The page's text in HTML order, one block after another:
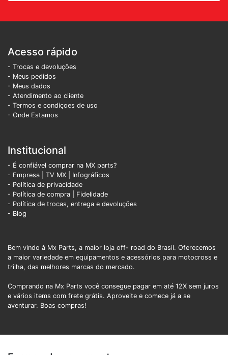
Acesso rápido
- Trocas e devoluções
- Meus pedidos
- Meus dados
- Atendimento ao cliente
- Termos e condiçoes de uso
- Onde Estamos
Institucional
- É confiável comprar na MX parts?
- Empresa
TV MX
Infográficos
- Política de privacidade
- Política de compra | Fidelidade
- Política de trocas, entrega e devoluções
- Blog
Bem vindo à Mx Parts, a maior loja off- road do Brasil. Oferecemos
a maior variedade em equipamentos e acessórios para motocross e
trilha, das melhores marcas do mercado.
Comprando na Mx Parts você consegue pagar em até 12X sem juros
e vários items com frete grátis. Aproveite e comece já a se
aventurar. Boas compras!